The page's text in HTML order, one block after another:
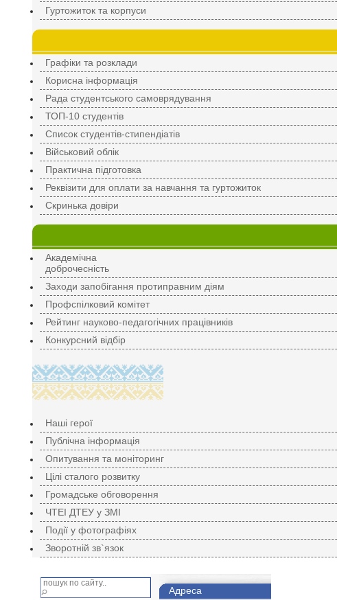
Гуртожиток та корпуси
Графіки та розклади
Корисна інформація
Рада студентського самоврядування
ТОП-10 студентів
Список студентів-стипендіатів
Військовий облік
Практична підготовка
Реквізити для оплати за навчання та гуртожиток
Скринька довіри
Академічна
доброчесність
Заходи запобігання протиправним діям
Профспілковий комітет
Рейтинг науково-педагогічних працівників
Конкурсний відбір
Наші герої
Публічна інформація
Опитування та моніторинг
Цілі сталого розвитку
Громадське обговорення
ЧТЕІ ДТЕУ у ЗМІ
Події у фотографіях
Зворотній зв`язок
Адреса